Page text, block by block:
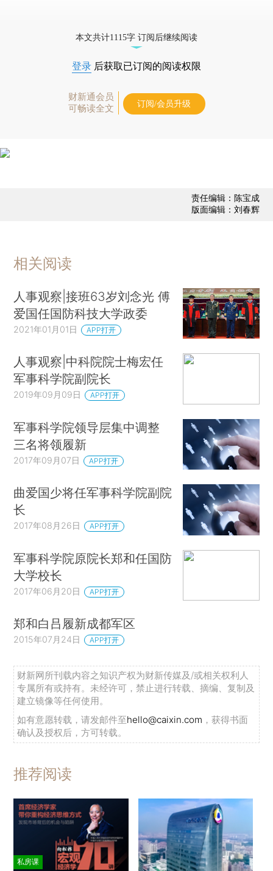
本文共计1115字 订阅后继续阅读
登录 后获取已订阅的阅读权限
财新通会员
可畅读全文
订阅/会员升级
责任编辑：陈宝成
版面编辑：刘春辉
相关阅读
人事观察|接班63岁刘念光 傅
爱国任国防科技大学政委
2021年01月01日 APP打开
人事观察|中科院院士梅宏任
军事科学院副院长
2019年09月09日 APP打开
军事科学院领导层集中调整
三名将领履新
2017年09月07日 APP打开
曲爱国少将任军事科学院副院
长
2017年08月26日 APP打开
军事科学院原院长郑和任国防
大学校长
2017年06月20日 APP打开
郑和白吕履新成都军区
2015年07月24日 APP打开
财新网所刊载内容之知识产权为财新传媒及/或相关权利人
专属所有或持有。未经许可，禁止进行转载、摘编、复制及
建立镜像等任何使用。
如有意愿转载，请发邮件至hello@caixin.com ，获得书面
确认及授权后，方可转载。
推荐阅读
私房课